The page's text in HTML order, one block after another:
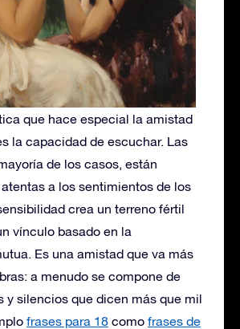
que hace especial la amistad
la capacidad de escuchar. Las
de los casos, están
a los sentimientos de los
crea un terreno fértil
vínculo basado en la
Es una amistad que va más
a menudo se compone de
y silencios que dicen más que mil
frases para 18 como frases de